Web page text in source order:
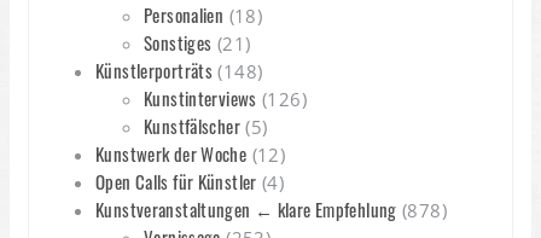
Personalien (18)
Sonstiges (21)
Künstlerporträts (148)
Kunstinterviews (126)
Kunstfälscher(5)
Kunstwerk der Woche (12)
Open Calls für Künstler (4)
Kunstveranstaltungen ← klare Empfehlung (878)